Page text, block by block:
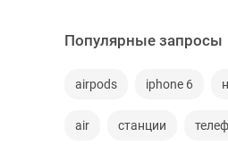
Популярные запросы
airpods iphone 6
air станции